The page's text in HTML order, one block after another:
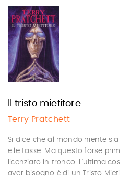
Il tristo mietitore
Terry Pratchett
Si dice che al mondo niente
e le tasse. Ma questo forse
licenziato in tronco. L'ultima
aver bisogno è di un Tristo